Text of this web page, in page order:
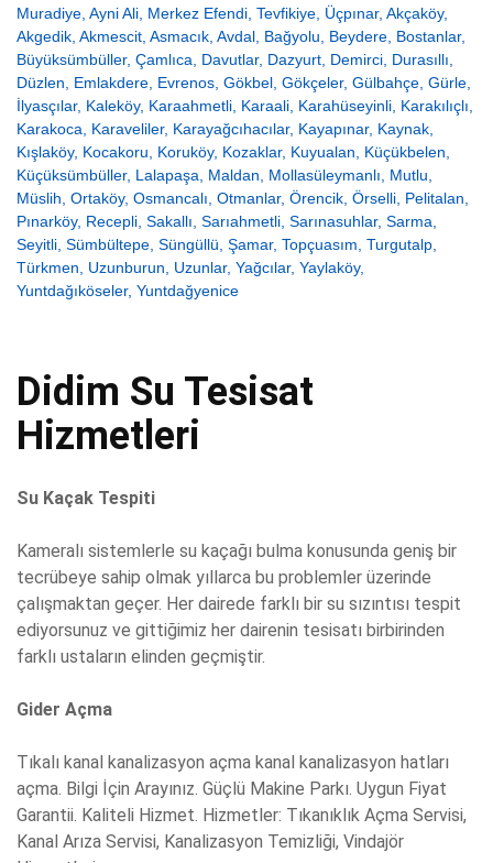
Muradiye, Ayni Ali, Merkez Efendi, Tevfikiye, Üçpınar, Akçaköy,
Akgedik, Akmescit, Asmacık, Avdal, Bağyolu, Beydere, Bostanlar,
Büyüksümbüller, Çamlıca, Davutlar, Dazyurt, Demirci, Durasıllı,
Düzlen, Emlakdere, Evrenos, Gökbel, Gökçeler, Gülbahçe, Gürle,
İlyasçılar, Kaleköy, Karaahmetli, Karaali, Karahüseyinli, Karakılıçlı,
Karakoca, Karaveliler, Karayağcıhacılar, Kayapınar, Kaynak,
Kışlaköy, Kocakoru, Koruköy, Kozaklar, Kuyualan, Küçükbelen,
Küçüksümbüller, Lalapaşa, Maldan, Mollasüleymanlı, Mutlu,
Müslih, Ortaköy, Osmancalı, Otmanlar, Örencik, Örselli, Pelitalan,
Pınarköy, Recepli, Sakallı, Sarıahmetli, Sarınasuhlar, Sarma,
Seyitli, Sümbültepe, Süngüllü, Şamar, Topçuasım, Turgutalp,
Türkmen, Uzunburun, Uzunlar, Yağcılar, Yaylaköy,
Yuntdağıköseler, Yuntdağyenice
Didim Su Tesisat
Hizmetleri
Su Kaçak Tespiti
Kameralı sistemlerle su kaçağı bulma konusunda geniş bir
tecrübeye sahip olmak yıllarca bu problemler üzerinde
çalışmaktan geçer. Her dairede farklı bir su sızıntısı tespit
ediyorsunuz ve gittiğimiz her dairenin tesisatı birbirinden
farklı ustaların elinden geçmiştir.
Gider Açma
Tıkalı kanal kanalizasyon açma kanal kanalizasyon hatları
açma. Bilgi İçin Arayınız. Güçlü Makine Parkı. Uygun Fiyat
Garantii. Kaliteli Hizmet. Hizmetler: Tıkanıklık Açma Servisi,
Kanal Arıza Servisi, Kanalizasyon Temizliği, Vindajör